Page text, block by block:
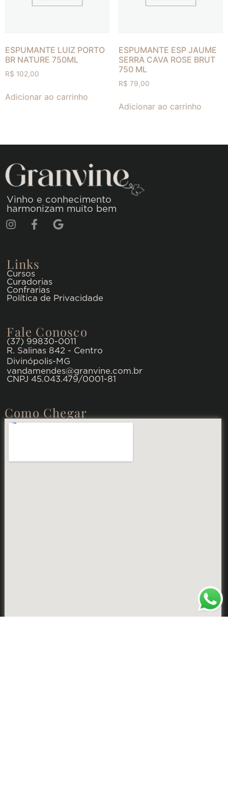
ESPUMANTE LUIZ PORTO
BR NATURE 750ML
R$ 102,00
Adicionar ao carrinho
ESPUMANTE ESP JAUME
SERRA CAVA ROSE BRUT
750 ML
R$ 79,00
Adicionar ao carrinho
Vinho e conhecimento
harmonizam muito bem
Links
Cursos
Curadorias
Confrarias
Política de Privacidade
Fale Conosco
(37) 99830-0011
R. Salinas 842 - Centro
Divinópolis-MG
vandamendes@granvine.com.br
CNPJ 45.043.479/0001-81
Como Chegar